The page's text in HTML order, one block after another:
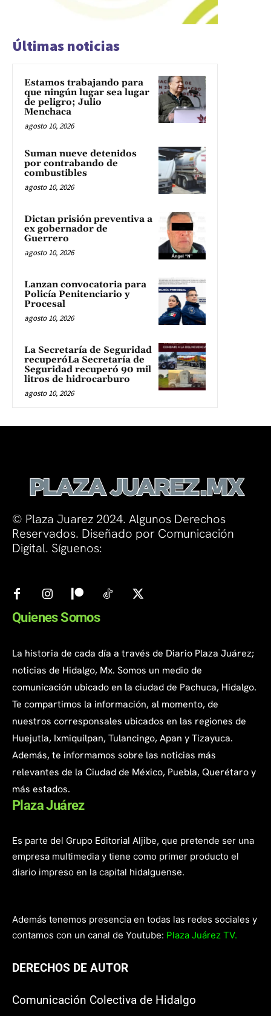
Últimas noticias
Estamos trabajando para
que ningún lugar sea lugar
de peligro; Julio
Menchaca
agosto 10, 2026
Suman nueve detenidos
por contrabando de
combustibles
agosto 10, 2026
Dictan prisión preventiva a
ex gobernador de
Guerrero
agosto 10, 2026
Lanzan convocatoria para
Policía Penitenciario y
Procesal
agosto 10, 2026
La Secretaría de Seguridad
recuperóLa Secretaría de
Seguridad recuperó 90 mil
litros de hidrocarburo
agosto 10, 2026
© Plaza Juarez 2024. Algunos Derechos
Reservados. Diseñado por Comunicación
Digital. Síguenos:
Quienes Somos
La historia de cada día a través de Diario Plaza Juárez;
noticias de Hidalgo, Mx. Somos un medio de
comunicación ubicado en la ciudad de Pachuca, Hidalgo.
Te compartimos la información, al momento, de
nuestros corresponsales ubicados en las regiones de
Huejutla, Ixmiquilpan, Tulancingo, Apan y Tizayuca.
Además, te informamos sobre las noticias más
relevantes de la Ciudad de México, Puebla, Querétaro y
más estados.
Plaza Juárez
Es parte del Grupo Editorial Aljibe, que pretende ser una
empresa multimedia y tiene como primer producto el
diario impreso en la capital hidalguense.
Además tenemos presencia en todas las redes sociales y
contamos con un canal de Youtube: Plaza Juárez TV.
DERECHOS DE AUTOR
Comunicación Colectiva de Hidalgo